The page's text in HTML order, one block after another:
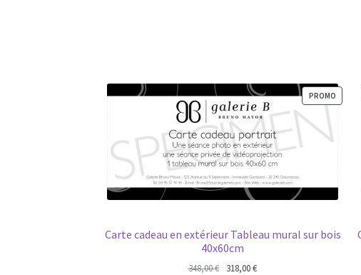
PROMO
EN
Carte cadeau en extérieur Tableau mural sur bois
40x60cm
348,00€
Le318,00€Le